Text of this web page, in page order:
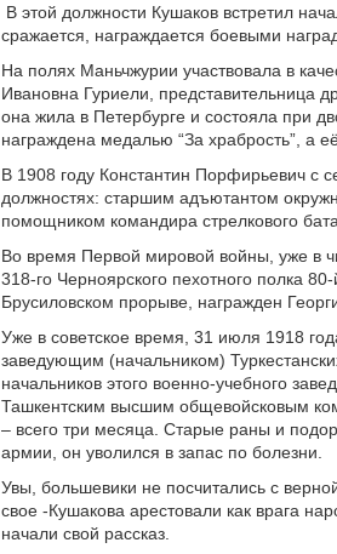
В этой должности Кушаков встретил
сражается, награждается боевыми
На полях Маньчжурии участвовала в
Ивановна Гуриели, представительница
она жила в Петербурге и состояла при
награждена медалью “За храбрость”, а
В 1908 году Константин Порфирьевич с
должностях: старшим адъютантом
помощником командира стрелкового
Во время Первой мировой войны, уже в
318-го Черноярского пехотного полка
Брусиловском прорыве, награжден
Уже в советское время, 31 июля 1918
заведующим (начальником)
начальников этого военно-учебного
Ташкентским высшим общевойсковым
– всего три месяца. Старые раны и
армии, он уволился в запас по болезни.
Увы, большевики не посчитались с
свое -Кушакова арестовали как врага
начали свой рассказ.